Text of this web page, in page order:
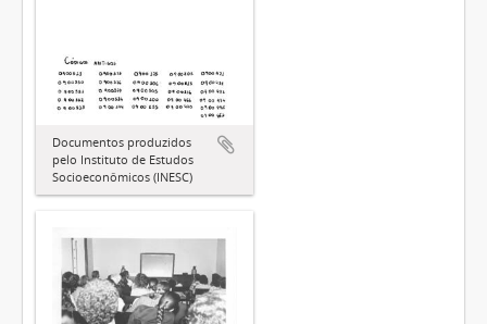
Documentos produzidos
pelo Instituto de Estudos
Socioeconômicos (INESC)